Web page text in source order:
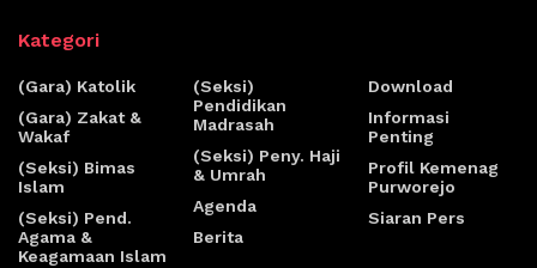
Kategori
(Gara) Katolik
(Gara) Zakat &
Wakaf
(Seksi) Bimas
Islam
(Seksi) Pend.
Agama &
Keagamaan Islam
(Seksi)
Pendidikan
Madrasah
(Seksi) Peny. Haji
& Umrah
Agenda
Berita
Download
Informasi
Penting
Profil Kemenag
Purworejo
Siaran Pers